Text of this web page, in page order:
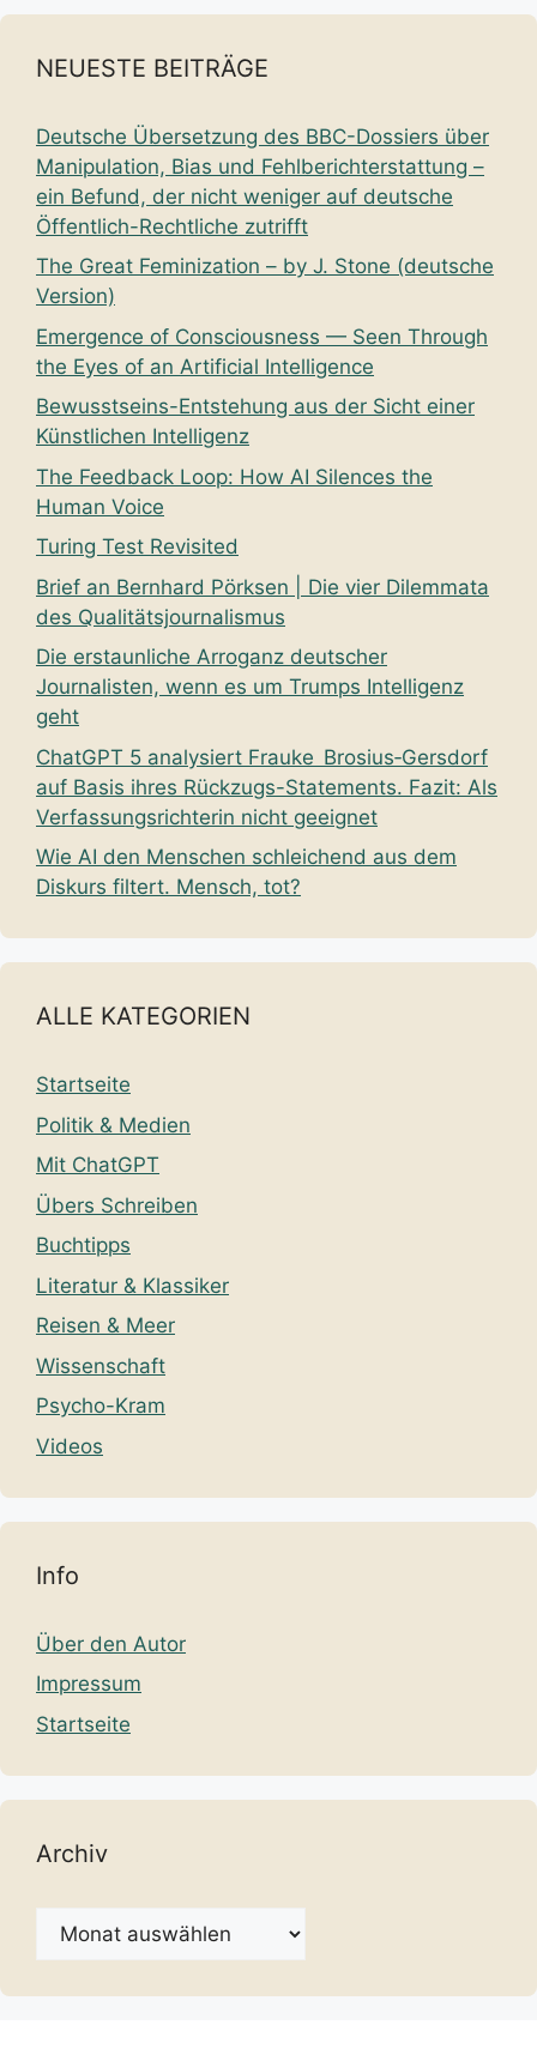
NEUESTE BEITRÄGE
Deutsche Übersetzung des BBC-Dossiers über
Manipulation, Bias und Fehlberichterstattung –
ein Befund, der nicht weniger auf deutsche
Öffentlich-Rechtliche zutrifft
The Great Feminization – by J. Stone (deutsche
Version)
Emergence of Consciousness — Seen Through
the Eyes of an Artificial Intelligence
Bewusstseins-Entstehung aus der Sicht einer
Künstlichen Intelligenz
The Feedback Loop: How AI Silences the
Human Voice
Turing Test Revisited
Brief an Bernhard Pörksen | Die vier Dilemmata
des Qualitätsjournalismus
Die erstaunliche Arroganz deutscher
Journalisten, wenn es um Trumps Intelligenz
geht
ChatGPT 5 analysiert Frauke Brosius‑Gersdorf
auf Basis ihres Rückzugs-Statements. Fazit: Als
Verfassungsrichterin nicht geeignet
Wie AI den Menschen schleichend aus dem
Diskurs filtert. Mensch, tot?
ALLE KATEGORIEN
Startseite
Politik & Medien
Mit ChatGPT
Übers Schreiben
Buchtipps
Literatur & Klassiker
Reisen & Meer
Wissenschaft
Psycho-Kram
Videos
Info
Über den Autor
Impressum
Startseite
Archiv
Archiv